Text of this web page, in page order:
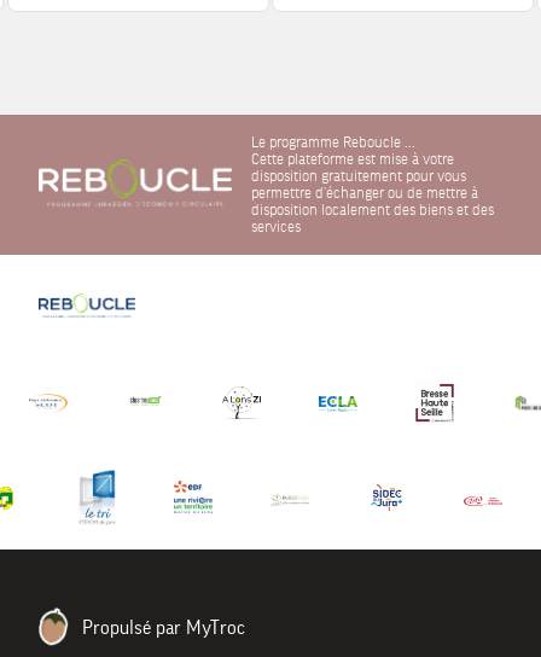
Pour plus d'information.
Pour plus d'information.
Le programme Reboucle ...
Cette plateforme est mise à votre
disposition gratuitement pour vous
permettre d'échanger ou de mettre à
disposition localement des biens et des
services
Propulsé par MyTroc